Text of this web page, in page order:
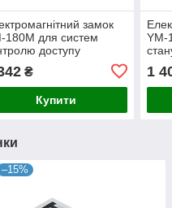
замок
180M для систем
доступу
₴
Купити
YM-
1
–15%